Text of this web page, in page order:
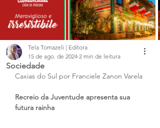
Sociedade
Tela Tomazeli | Editora
15 de ago. de 2024 2 min de leitura
Caxias do Sul por Franciele Zanon Varela
Recreio da Juventude apresenta sua
futura rainha